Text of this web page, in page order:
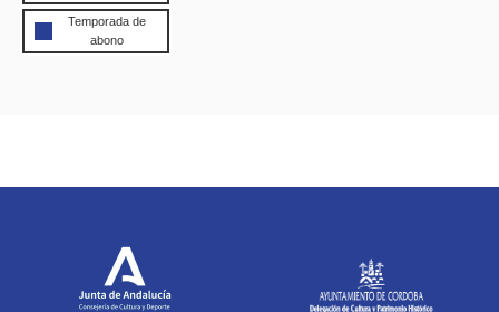
Temporada de
abono